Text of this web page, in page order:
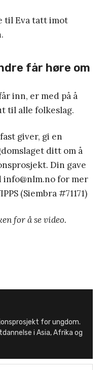
til Eva tatt imot
får høre om
inn, er med på å
til alle folkeslag.
giver, gi en
ditt om å
Din gave
for mer
(Siembra #71171)
for å se video.
for ungdom.
i Asia, Afrika og